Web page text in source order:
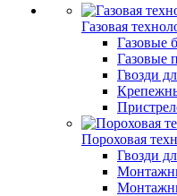
Газовая
Газовые
Газовые
Гвозди
Пороховая
Гвозди